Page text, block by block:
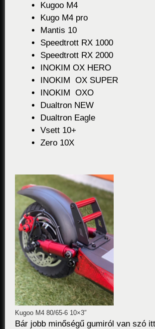
Kugoo M4
Kugo M4 pro
Mantis 10
Speedtrott RX 1000
Speedtrott RX 2000
INOKIM OX HERO
INOKIM OX SUPER
INOKIM OXO
Dualtron NEW
Dualtron Eagle
Vsett 10+
Zero 10X
Kugoo M4 80/65-6 10×3″
Bár jobb minőségű gumiról van szó